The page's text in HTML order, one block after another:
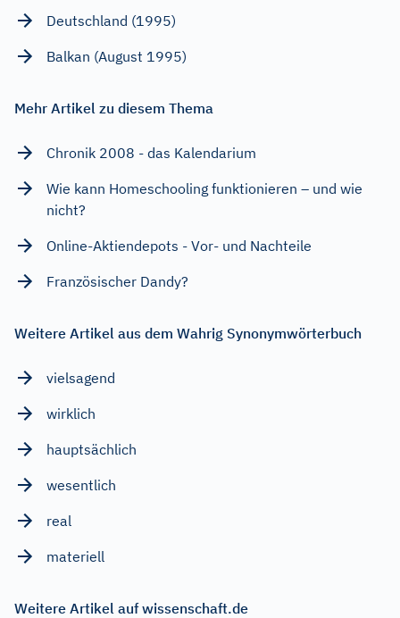
Deutschland (1995)
Balkan (August 1995)
Mehr Artikel zu diesem Thema
Chronik 2008 - das Kalendarium
Wie kann Homeschooling funktionieren – und wie
nicht?
Online-Aktiendepots - Vor- und Nachteile
Französischer Dandy?
Weitere Artikel aus dem Wahrig Synonymwörterbuch
vielsagend
wirklich
hauptsächlich
wesentlich
real
materiell
Weitere Artikel auf wissenschaft.de